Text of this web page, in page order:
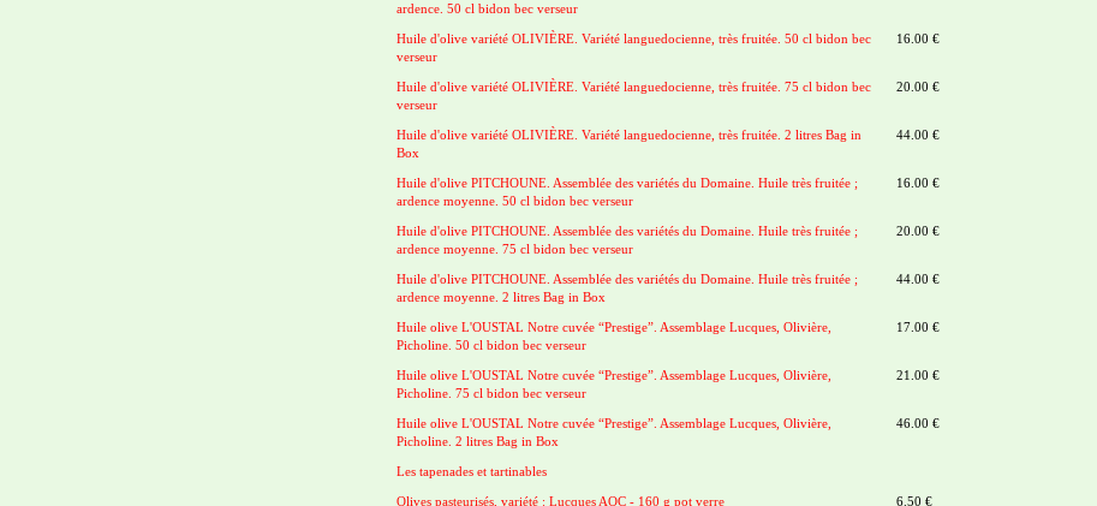
ardence. 50 cl bidon bec verseur
Huile d'olive variété OLIVIÈRE. Variété languedocienne, très fruitée. 50 cl bidon bec
verseur
16.00 €
Huile d'olive variété OLIVIÈRE. Variété languedocienne, très fruitée. 75 cl bidon bec
verseur
20.00 €
Huile d'olive variété OLIVIÈRE. Variété languedocienne, très fruitée. 2 litres Bag in
Box
44.00 €
Huile d'olive PITCHOUNE. Assemblée des variétés du Domaine. Huile très fruitée ;
ardence moyenne. 50 cl bidon bec verseur
16.00 €
Huile d'olive PITCHOUNE. Assemblée des variétés du Domaine. Huile très fruitée ;
ardence moyenne. 75 cl bidon bec verseur
20.00 €
Huile d'olive PITCHOUNE. Assemblée des variétés du Domaine. Huile très fruitée ;
ardence moyenne. 2 litres Bag in Box
44.00 €
Huile olive L'OUSTAL Notre cuvée “Prestige”. Assemblage Lucques, Olivière,
Picholine. 50 cl bidon bec verseur
17.00 €
Huile olive L'OUSTAL Notre cuvée “Prestige”. Assemblage Lucques, Olivière,
Picholine. 75 cl bidon bec verseur
21.00 €
Huile olive L'OUSTAL Notre cuvée “Prestige”. Assemblage Lucques, Olivière,
Picholine. 2 litres Bag in Box
46.00 €
Les tapenades et tartinables
Olives pasteurisés, variété : Lucques AOC - 160 g pot verre 6.50 €